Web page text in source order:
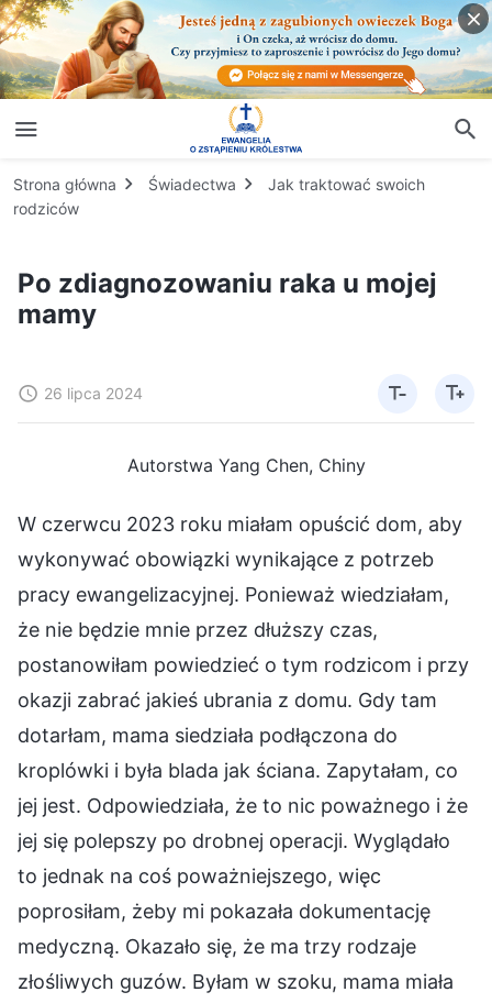
Strona główna Świadectwa
Jak traktować swoich
rodziców
Po zdiagnozowaniu raka u mojej
mamy
26 lipca 2024
Autorstwa Yang Chen, Chiny
W czerwcu 2023 roku miałam opuścić dom, aby
wykonywać obowiązki wynikające z potrzeb
pracy ewangelizacyjnej. Ponieważ wiedziałam,
że nie będzie mnie przez dłuższy czas,
postanowiłam powiedzieć o tym rodzicom i przy
okazji zabrać jakieś ubrania z domu. Gdy tam
dotarłam, mama siedziała podłączona do
kroplówki i była blada jak ściana. Zapytałam, co
jej jest. Odpowiedziała, że to nic poważnego i że
jej się polepszy po drobnej operacji. Wyglądało
to jednak na coś poważniejszego, więc
poprosiłam, żeby mi pokazała dokumentację
medyczną. Okazało się, że ma trzy rodzaje
złośliwych guzów. Byłam w szoku, mama miała